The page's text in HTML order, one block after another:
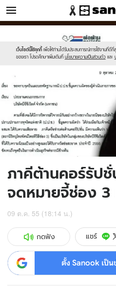
ข่าว
เว็บไซต์นี้ใช้คุกกี้ เพื่อให้ท่านได้รับประสบการณ์การใช้งานที่ดีที่
ของเรา โปรดศึกษาเพิ่มเติมที่ นโยบายความเป็นส่วนตัว และ
sanook.png
//s.isanook.com/ns/0/ud/229/
ภาคีต้านคอร์รัป
จดหมายจี้ช่อง 3
09 ต.ค. 55 (18:14 น.)
กดฟัง แชร์
ตั้ง Sanook เป็